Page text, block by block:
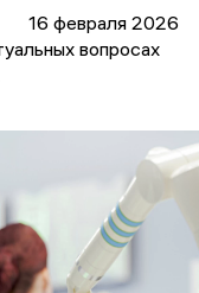
16 февраля 2026
вопросах